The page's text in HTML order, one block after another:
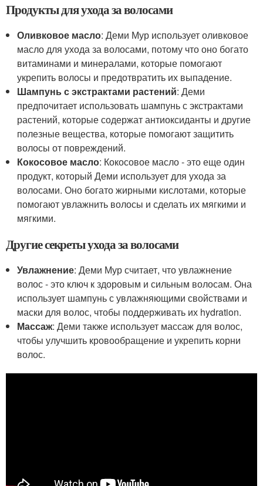
Продукты для ухода за волосами
Оливковое масло: Деми Мур использует оливковое
масло для ухода за волосами, потому что оно богато
витаминами и минералами, которые помогают
укрепить волосы и предотвратить их выпадение.
Шампунь с экстрактами растений: Деми
предпочитает использовать шампунь с экстрактами
растений, которые содержат антиоксиданты и другие
полезные вещества, которые помогают защитить
волосы от повреждений.
Кокосовое масло: Кокосовое масло - это еще один
продукт, который Деми использует для ухода за
волосами. Оно богато жирными кислотами, которые
помогают увлажнить волосы и сделать их мягкими и
мягкими.
Другие секреты ухода за волосами
Увлажнение: Деми Мур считает, что увлажнение
волос - это ключ к здоровым и сильным волосам. Она
использует шампунь с увлажняющими свойствами и
маски для волос, чтобы поддерживать их hydration.
Массаж: Деми также использует массаж для волос,
чтобы улучшить кровообращение и укрепить корни
волос.